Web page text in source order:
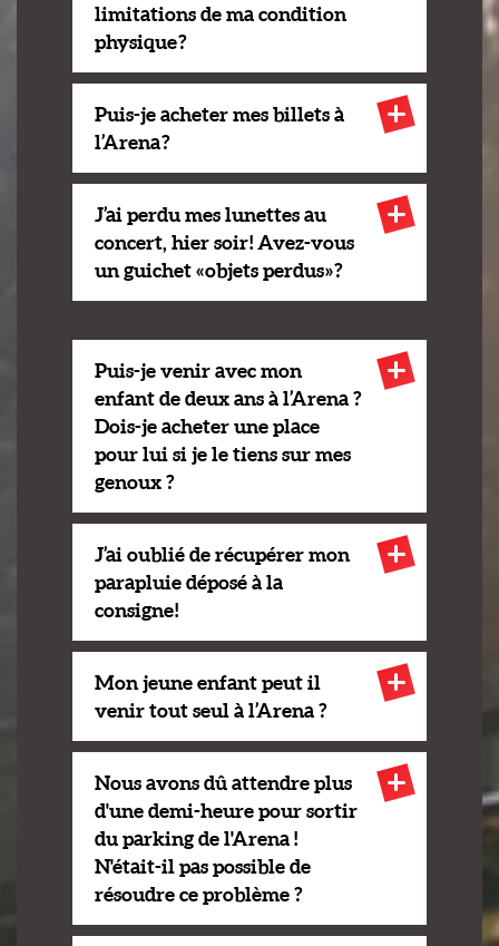
limitations de ma condition
physique ?
Puis-je acheter mes billets à
l’Arena ?
J’ai perdu mes lunettes au
concert, hier soir ! Avez-vous
un guichet « objets perdus » ?
Puis-je venir avec mon
enfant de deux ans à l’Arena ?
Dois-je acheter une place
pour lui si je le tiens sur mes
genoux ?
J’ai oublié de récupérer mon
parapluie déposé à la
consigne !
Mon jeune enfant peut il
venir tout seul à l’Arena ?
Nous avons dû attendre plus
d'une demi-heure pour sortir
du parking de l'Arena !
N'était-il pas possible de
résoudre ce problème ?